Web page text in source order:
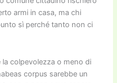
armi in casa, ma chi
sì perché tanto non ci
colpevolezza o meno di
corpus sarebbe un